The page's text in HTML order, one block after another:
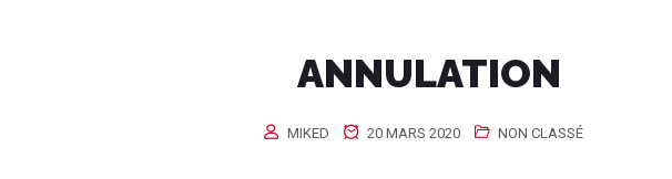
ANNULATION
MIKED 20 MARS 2020 NON CLASSÉ